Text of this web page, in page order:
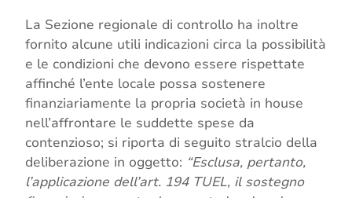
La Sezione regionale di controllo ha inoltre
fornito alcune utili indicazioni circa la possibilità
e le condizioni che devono essere rispettate
affinché l’ente locale possa sostenere
finanziariamente la propria società in house
nell’affrontare le suddette spese da
contenzioso; si riporta di seguito stralcio della
deliberazione in oggetto: “Esclusa, pertanto,
l’applicazione dell’art. 194 TUEL, il sostegno